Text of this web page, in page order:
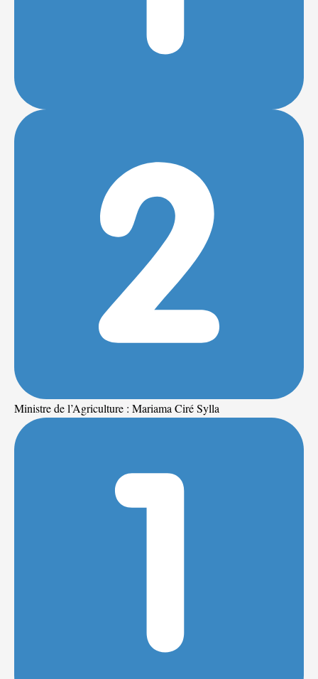
Ministre de l’Agriculture : Mariama Ciré Sylla